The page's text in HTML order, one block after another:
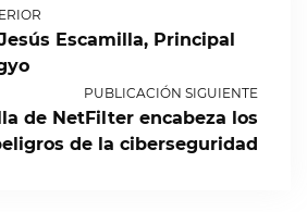
Escamilla, Principal
PUBLICACIÓN SIGUIENTE
de NetFilter encabeza los
de la ciberseguridad